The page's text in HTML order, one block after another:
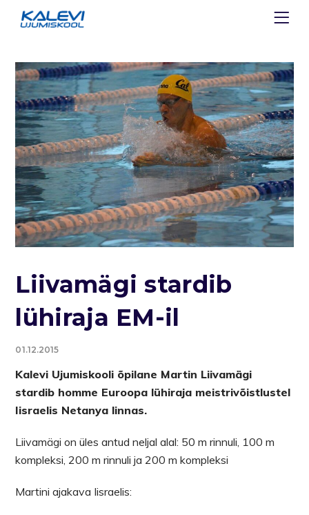
Liivamägi stardib
lühiraja EM-il
01.12.2015
Kalevi Ujumiskooli õpilane Martin Liivamägi
stardib homme Euroopa lühiraja meistrivõistlustel
Iisraelis Netanya linnas.
Liivamägi on üles antud neljal alal: 50 m rinnuli, 100 m
kompleksi, 200 m rinnuli ja 200 m kompleksi
Martini ajakava Iisraelis: